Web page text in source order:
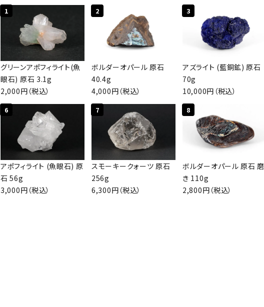
カテゴリー
検索する
1
グリーンアポフィライト(魚
眼石) 原石 3.1g
2,000円（税込）
2
ボルダーオパール 原石
40.4g
4,000円（税込）
3
アズライト (藍銅鉱) 原石
70g
10,000円（税込）
6
アポフィライト (魚眼石) 原
石 56g
3,000円（税込）
7
スモーキークォーツ 原石
256g
6,300円（税込）
8
ボルダーオパール 原石 磨
き 110g
2,800円（税込）